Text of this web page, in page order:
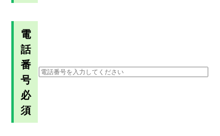
電
話
番
号
必
須